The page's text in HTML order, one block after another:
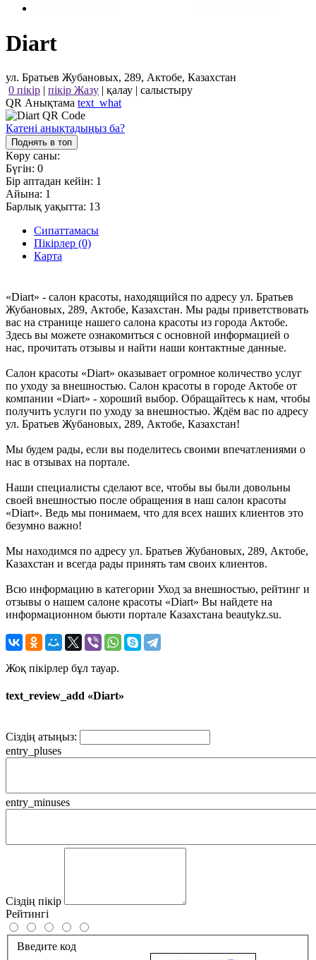
Diart
ул. Братьев Жубановых, 289, Актобе, Казахстан
0 пікір | пікір Жазу | қалау | салыстыру
QR Анықтама text_what
Қатені анықтадыңыз ба?
Поднять в топ
Көру саны:
Бүгін: 0
Бір аптадан кейін: 1
Айына: 1
Барлық уақытта: 13
Сипаттамасы
Пікірлер (0)
Карта
«Diart» - салон красоты, находящийся по адресу ул. Братьев
Жубановых, 289, Актобе, Казахстан. Мы рады приветствовать
вас на странице нашего салона красоты из города Актобе.
Здесь вы можете ознакомиться с основной информацией о
нас, прочитать отзывы и найти наши контактные данные.
Салон красоты «Diart» оказывает огромное количество услуг
по уходу за внешностью. Салон красоты в городе Актобе от
компании «Diart» - хороший выбор. Обращайтесь к нам, чтобы
получить услуги по уходу за внешностью. Ждём вас по адресу
ул. Братьев Жубановых, 289, Актобе, Казахстан!
Мы будем рады, если вы поделитесь своими впечатлениями о
нас в отзывах на портале.
Наши специалисты сделают все, чтобы вы были довольны
своей внешностью после обращения в наш салон красоты
«Diart». Ведь мы понимаем, что для всех наших клиентов это
безумно важно!
Мы находимся по адресу ул. Братьев Жубановых, 289, Актобе,
Казахстан и всегда рады принять там своих клиентов.
Всю информацию в категории Уход за внешностью, рейтинг и
отзывы о нашем салоне красоты «Diart» Вы найдете на
информационном бьюти портале Казахстана beautykz.su.
Жоқ пікірлер бұл тауар.
text_review_add «Diart»
Сіздің атыңыз:
entry_pluses
entry_minuses
Сіздің пікір
Рейтингі
Введите код